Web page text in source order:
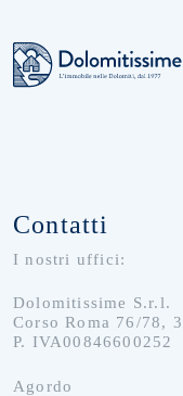
Contatti
I nostri uffici:
Dolomitissime S.r.l.
Corso Roma 76/78,
P. IVA00846600252
Agordo